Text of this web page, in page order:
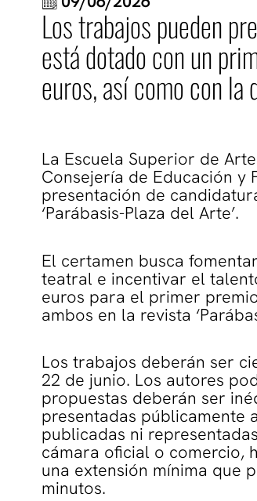
Los trabajos pueden
está dotado con un
euros, así como con la
La Escuela Superior de
Consejería de Educación y
presentación de
‘Parábasis-Plaza del Arte’.
El certamen busca
teatral e incentivar el
euros para el primer
ambos en la revista
Los trabajos deberán ser
22 de junio. Los autores
propuestas deberán ser
presentadas públicamente
publicadas ni
cámara oficial o comercio,
una extensión mínima que
minutos.